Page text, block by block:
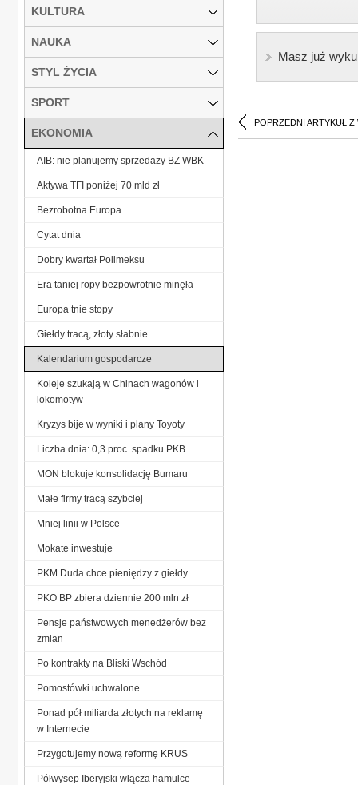
Masz już
POPRZEDNI ARTYKUŁ Z
KULTURA
NAUKA
STYL ŻYCIA
SPORT
EKONOMIA
AIB: nie planujemy sprzedaży BZ WBK
Aktywa TFI poniżej 70 mld zł
Bezrobotna Europa
Cytat dnia
Dobry kwartał Polimeksu
Era taniej ropy bezpowrotnie minęła
Europa tnie stopy
Giełdy tracą, złoty słabnie
Kalendarium gospodarcze
Koleje szukają w Chinach wagonów i
lokomotyw
Kryzys bije w wyniki i plany Toyoty
Liczba dnia: 0,3 proc. spadku PKB
MON blokuje konsolidację Bumaru
Małe firmy tracą szybciej
Mniej linii w Polsce
Mokate inwestuje
PKM Duda chce pieniędzy z giełdy
PKO BP zbiera dziennie 200 mln zł
Pensje państwowych menedżerów bez
zmian
Po kontrakty na Bliski Wschód
Pomostówki uchwalone
Ponad pół miliarda złotych na reklamę
w Internecie
Przygotujemy nową reformę KRUS
Półwysep Iberyjski włącza hamulce